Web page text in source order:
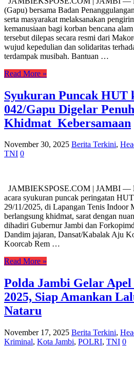
(Gapu) bersama Badan
serta masyarakat melaksanakan
kemanusiaan bagi korban bencana
tersebut dilepas secara resmi dari
wujud kepedulian dan solidaritas
terdampak musibah. Bantuan …
Read More »
Syukuran Puncak HUT
042/Gapu Digelar Penuh
Khidmat Kebersamaan
November 30, 2025 Berita Terkini,
TNI 0
JAMBIEKSPOSE.COM | JAMBI —
acara syukuran puncak peringatan
29/11/2025, di Lapangan Tenis Indoor
berlangsung khidmat, sarat dengan
dihadiri Gubernur Jambi dan
Dandim jajaran, Dansat/Kabalak Aju
Koorcab Rem …
Read More »
Polda Jambi Gelar
2025, Siap Amankan
Nataru
November 17, 2025 Berita Terkini,
Kriminal, Kota Jambi, POLRI, TNI 0